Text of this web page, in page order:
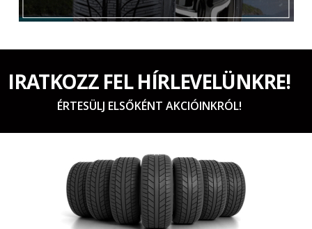
IRATKOZZ FEL HÍRLEVELÜNKRE!
ÉRTESÜLJ ELSŐKÉNT AKCIÓINKRÓL!